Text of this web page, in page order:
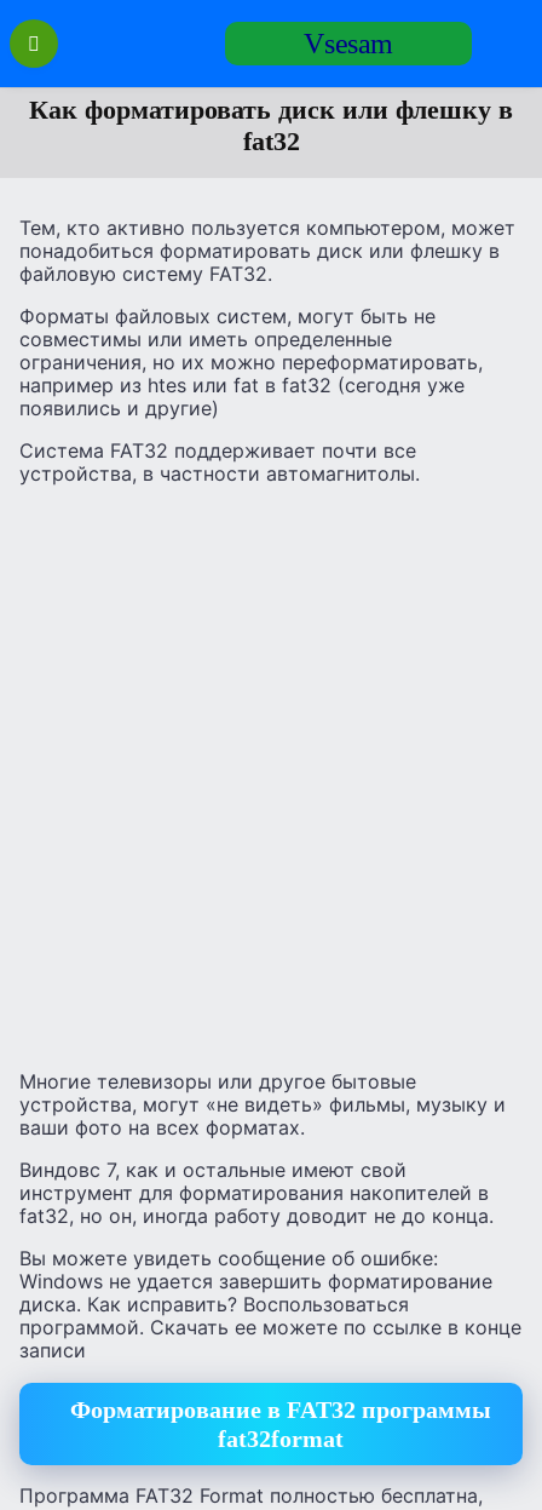
Перейти
содержанию
Vsesam
Как форматировать диск или флешку в
fat32
Тем, кто активно пользуется компьютером, может
понадобиться форматировать диск или флешку в
файловую систему FAT32.
Форматы файловых систем, могут быть не
совместимы или иметь определенные
ограничения, но их можно переформатировать,
например из htes или fat в fat32 (сегодня уже
появились и другие)
Система FAT32 поддерживает почти все
устройства, в частности автомагнитолы.
Многие телевизоры или другое бытовые
устройства, могут «не видеть» фильмы, музыку и
ваши фото на всех форматах.
Виндовс 7, как и остальные имеют свой
инструмент для форматирования накопителей в
fat32, но он, иногда работу доводит не до конца.
Вы можете увидеть сообщение об ошибке:
Windows не удается завершить форматирование
диска. Как исправить? Воспользоваться
программой. Скачать ее можете по ссылке в конце
записи
Форматирование в FAT32 программы
fat32format
Программа FAT32 Format полностью бесплатна,